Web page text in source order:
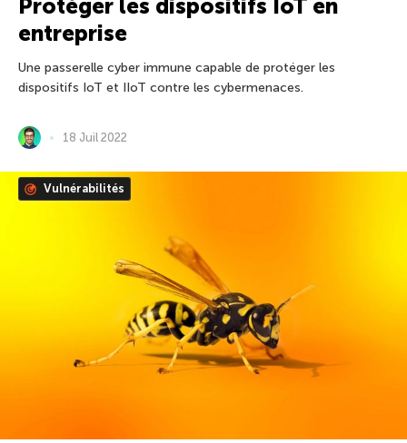
Protéger les dispositifs IoT en
entreprise
Une passerelle cyber immune capable de protéger les
dispositifs IoT et IIoT contre les cybermenaces.
18 Juil 2022
Vulnérabilités